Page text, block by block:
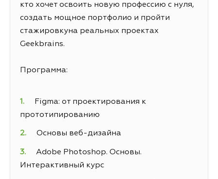
кто хочет освоить новую профессию с нуля,
создать мощное портфолио и пройти
стажировкуна реальных проектах
Geekbrains.
Программа:
Figma: от проектирования к
прототипированию
Основы веб-дизайна
Adobe Photoshop. Основы.
Интерактивный курс